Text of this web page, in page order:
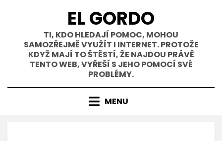
EL GORDO
TI, KDO HLEDAJÍ POMOC, MOHOU
SAMOZŘEJMĚ VYUŽÍT I INTERNET. PROTOŽE
KDYŽ MAJÍ TO ŠTĚSTÍ, ŽE NAJDOU PRÁVĚ
TENTO WEB, VYŘEŠÍ S JEHO POMOCÍ SVÉ
PROBLÉMY.
MENU